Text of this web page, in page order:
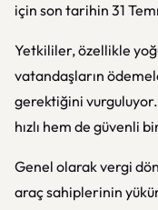
için son tarihin 31
Yetkililer, özellikle
vatandaşların
gerektiğini
hızlı hem de güvenli
Genel olarak vergi
araç sahiplerinin